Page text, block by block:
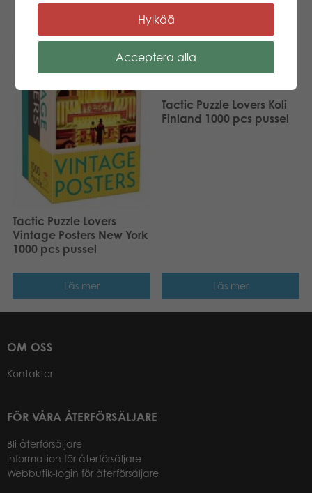
Tactic Puzzle Lovers
Vintage Posters New York
1000 pcs pussel
Läs mer
Tactic Puzzle Lovers Koli
Finland 1000 pcs pussel
Läs mer
OM OSS
Kontakter
FÖR VÅRA ÅTERFÖRSÄLJARE
Bli återförsäljare
Information för återförsäljare
Webbutik-login för återförsäljare
Hylkää
Acceptera alla